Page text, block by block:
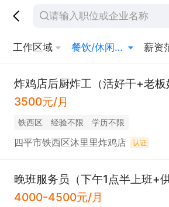
工作区域 餐饮/休闲/娱乐/旅游 薪资
炸鸡店后厨炸工（活好干+老板
3500元/月
铁西区 经验不限 学历不限
四平市铁西区沐里里炸鸡店 认证
晚班服务员（下午1点半上班+供
4000-4500元/月